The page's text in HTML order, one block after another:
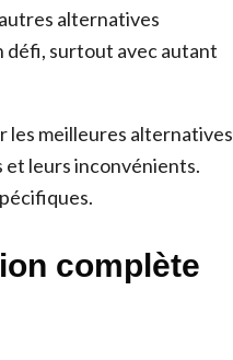
alternatives
défi, surtout avec autant
les meilleures alternatives
et leurs inconvénients.
complète